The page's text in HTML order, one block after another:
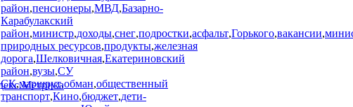
район,пенсионеры,МВД,Базарно-
Карабулакский
район,министр,доходы,снег,подростки,асфальт,Горького,вакансии,
природных ресурсов,продукты,железная
дорога,Шелковичная,Екатериновский
район,вузы,СУ
СК,маршрут,обман,общественный
транспорт,Кино,бюджет,дети-